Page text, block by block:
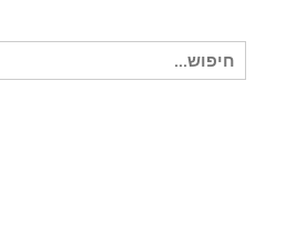
חיפוש
עבור: